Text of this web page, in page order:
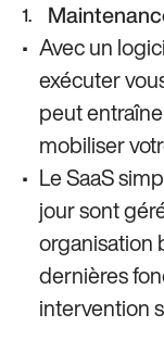
Avec un
exécuter
peut
mobiliser
Le SaaS
jour sont
organisation
dernières
intervention